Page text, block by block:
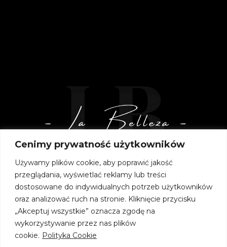
Cenimy prywatność użytkowników
Używamy plików cookie, aby poprawić jakość
przeglądania, wyświetlać reklamy lub treści
dostosowane do indywidualnych potrzeb użytkowników
oraz analizować ruch na stronie. Kliknięcie przycisku
„Akceptuj wszystkie” oznacza zgodę na
wykorzystywanie przez nas plików
cookie. Polityka Cookie